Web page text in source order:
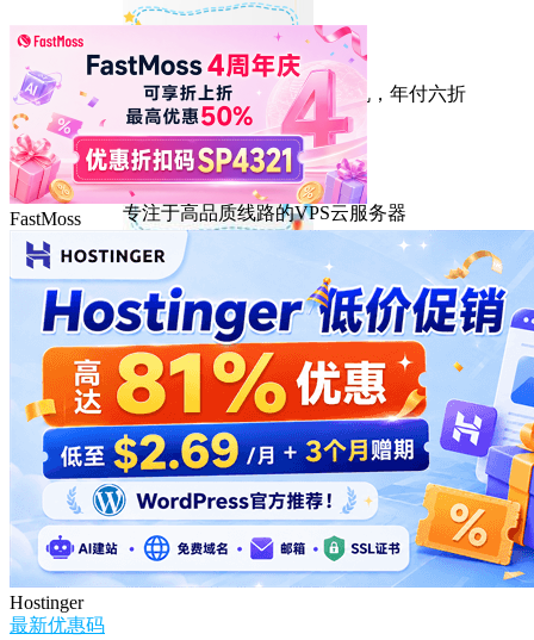
HostEase
性能出众的高性价比美国主机，年付六折
DMIT
专注于高品质线路的VPS云服务器
FastMoss
Hostinger
最新优惠码